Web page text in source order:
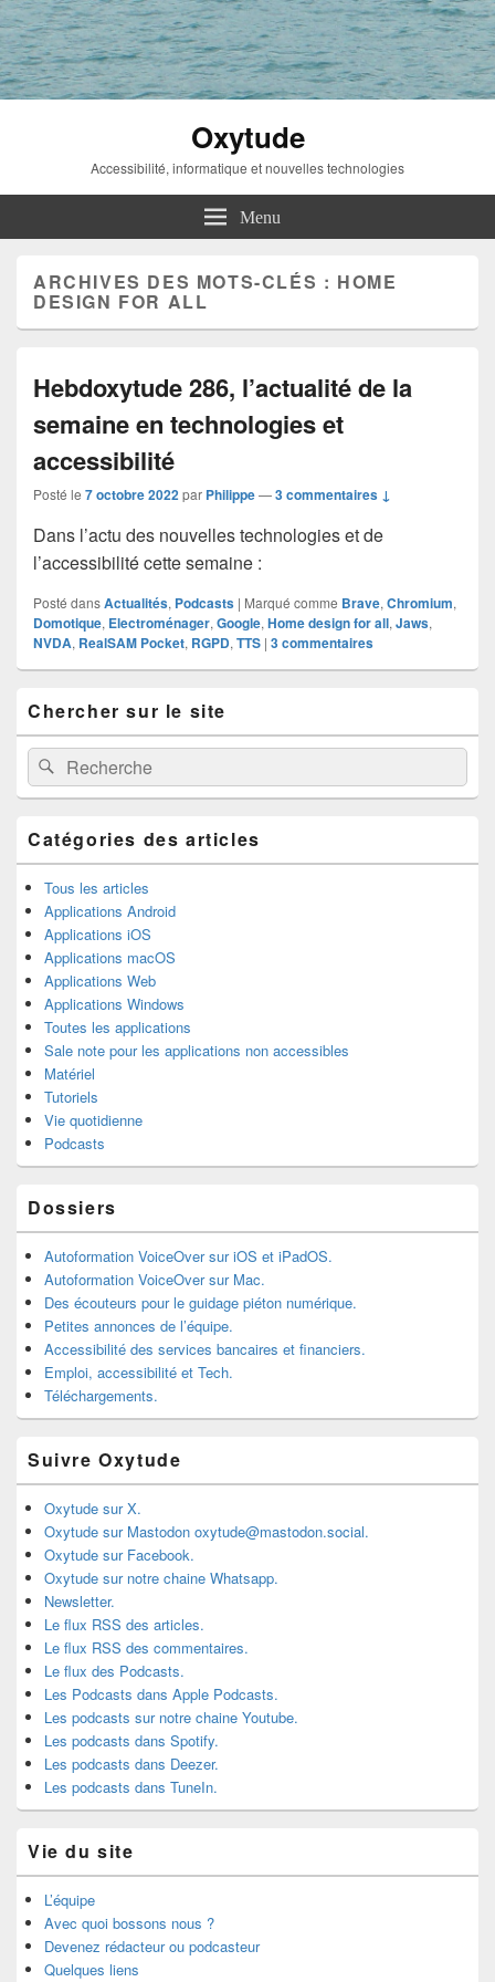
Oxytude
Accessibilité, informatique et nouvelles technologies
Menu
ARCHIVES DES MOTS-CLÉS : HOME
DESIGN FOR ALL
Hebdoxytude 286, l’actualité de la
semaine en technologies et
accessibilité
Posté le 7 octobre 2022 par Philippe—3 commentaires ↓
Dans l’actu des nouvelles technologies et de
l’accessibilité cette semaine :
Posté dansActualités, Podcasts | Marqué comme Brave, Chromium,
Domotique, Electroménager, Google, Home design for all, Jaws,
NVDA, RealSAM Pocket, RGPD, TTS | 3commentaires
principale
de
widget
pour
la
latérale
Chercher sur le site
Recherche :Rechercher
Catégories des articles
Tous les articles
Applications Android
Applications iOS
Applications macOS
Applications Web
Applications Windows
Toutes les applications
Sale note pour les applications non accessibles
Matériel
Tutoriels
Vie quotidienne
Podcasts
Dossiers
Autoformation VoiceOver sur iOS et iPadOS.
Autoformation VoiceOver sur Mac.
Des écouteurs pour le guidage piéton numérique.
Petites annonces de l’équipe.
Accessibilité des services bancaires et financiers.
Emploi, accessibilité et Tech.
Téléchargements.
Suivre Oxytude
Oxytude sur X.
Oxytude sur Mastodon oxytude@mastodon.social.
Oxytude sur Facebook.
Oxytude sur notre chaine Whatsapp.
Newsletter.
Le flux RSS des articles.
Le flux RSS des commentaires.
Le flux des Podcasts.
Les Podcasts dans Apple Podcasts.
Les podcasts sur notre chaine Youtube.
Les podcasts dans Spotify.
Les podcasts dans Deezer.
Les podcasts dans TuneIn.
Vie du site
L’équipe
Avec quoi bossons nous ?
Devenez rédacteur ou podcasteur
Quelques liens